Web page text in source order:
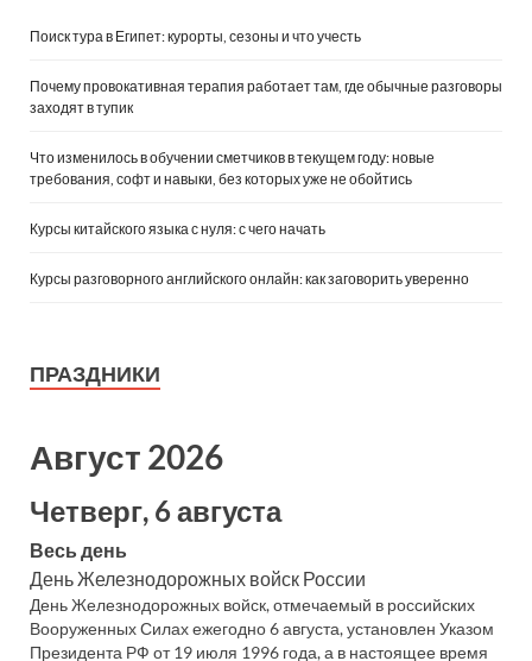
Поиск тура в Египет: курорты, сезоны и что учесть
Почему провокативная терапия работает там, где обычные разговоры
заходят в тупик
Что изменилось в обучении сметчиков в текущем году: новые
требования, софт и навыки, без которых уже не обойтись
Курсы китайского языка с нуля: с чего начать
Курсы разговорного английского онлайн: как заговорить уверенно
ПРАЗДНИКИ
Август 2026
Четверг, 6 августа
Весь день
День Железнодорожных войск России
День Железнодорожных войск, отмечаемый в российских
Вооруженных Силах ежегодно 6 августа, установлен Указом
Президента РФ от 19 июля 1996 года, а в настоящее время